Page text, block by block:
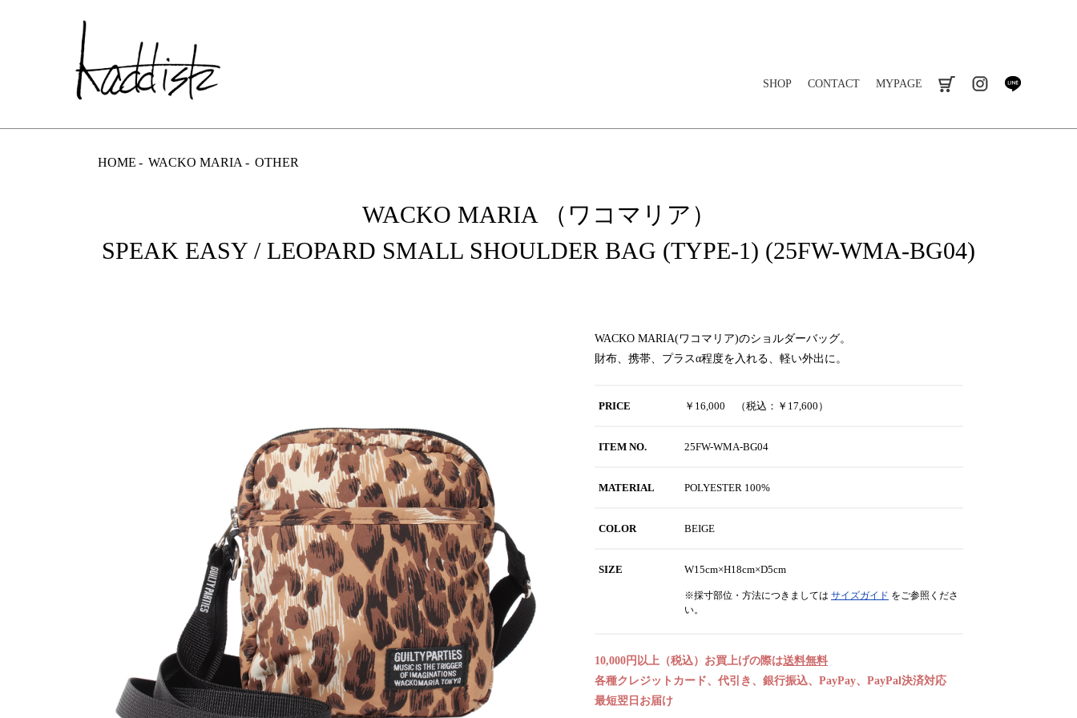
SHOP CONTACT MYPAGE instagram
HOME WACKO MARIA OTHER
WACKO MARIA （ワコマリア）
SPEAK EASY / LEOPARD SMALL SHOULDER BAG (TYPE-1) (25FW-WMA-BG04)
WACKO MARIA(ワコマリア)のショルダーバッグ。
財布、携帯、プラスα程度を入れる、軽い外出に。
PRICE ￥16,000 （税込：￥17,600）
ITEM NO. 25FW-WMA-BG04
MATERIAL POLYESTER 100%
COLOR BEIGE
SIZE W15cm×H18cm×D5cm
※採寸部位・方法につきましては サイズガイド をご参照くださ
い。
10,000円以上（税込）お買上げの際は送料無料
各種クレジットカード、代引き、銀行振込、PayPay、PayPal決済対応
最短翌日お届け